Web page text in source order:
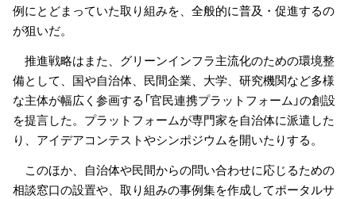
例にとどまっていた取り組みを、全般的に普及・促進するの
が狙いだ。
推進戦略はまた、グリーンインフラ主流化のための環境整
備として、国や自治体、民間企業、大学、研究機関など多様
な主体が幅広く参画する「官民連携プラットフォーム」の創設
を提言した。プラットフォームが専門家を自治体に派遣した
り、アイデアコンテストやシンポジウムを開いたりする。
このほか、自治体や民間からの問い合わせに応じるための
相談窓口の設置や、取り組みの事例集を作成してポータルサ